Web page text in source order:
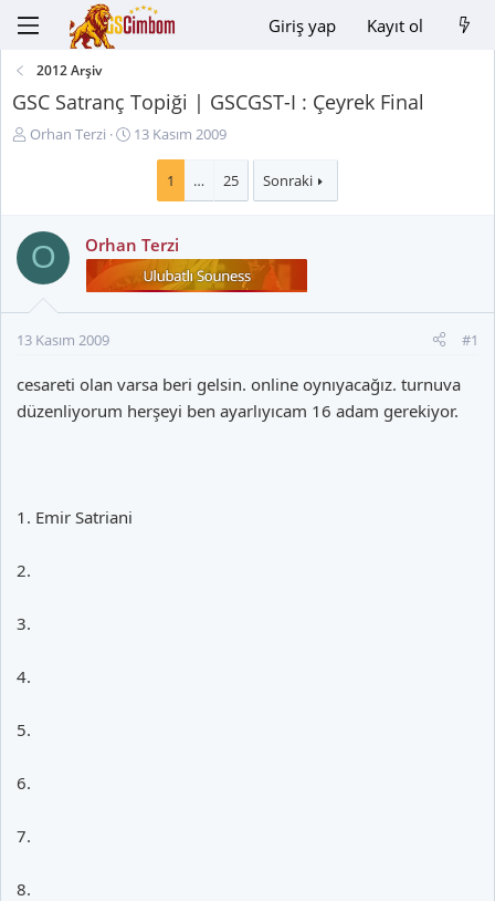
Giriş yap Kayıt ol
2012 Arşiv
GSC Satranç Topiği | GSCGST-I : Çeyrek Final
K
u
B
a
l
n
Orhan Terzi
B
n
g
ı
ç
h
13 Kasım 2009
1 … 25 Sonraki
O Orhan Terzi
13 Kasım 2009 #1
cesareti olan varsa beri gelsin. online oynıyacağız. turnuva
düzenliyorum herşeyi ben ayarlıyıcam 16 adam gerekiyor.
1. Emir Satriani
2.
3.
4.
5.
6.
7.
8.